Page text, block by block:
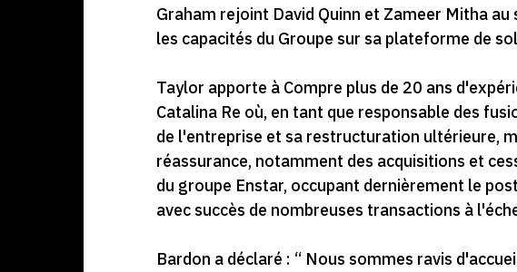
Graham rejoint David Quinn et Zameer Mitha
les capacités du Groupe sur sa plateforme de
Taylor apporte à Compre plus de 20 ans
Catalina Re où, en tant que responsable des
de l'entreprise et sa restructuration ultérieure,
réassurance, notamment des acquisitions et
du groupe Enstar, occupant dernièrement le
avec succès de nombreuses transactions à
Bardon a déclaré : “ Nous sommes ravis